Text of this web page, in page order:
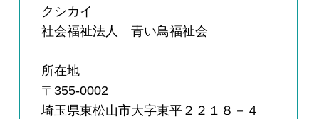
クシカイ
社会福祉法人 青い鳥福祉会
所在地
〒355-0002
埼玉県東松山市大字東平２２１８－４